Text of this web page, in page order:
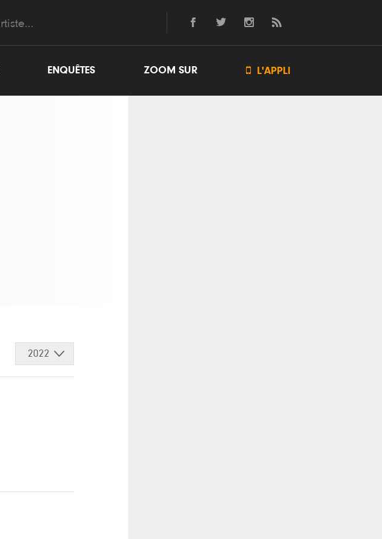
ENQUÊTES ZOOM SUR  L'APPLI
2022